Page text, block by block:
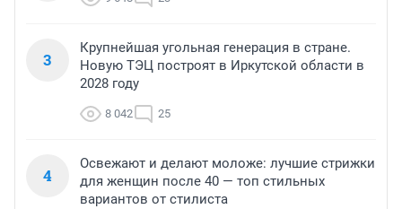
3
Крупнейшая угольная генерация в стране.
Новую ТЭЦ построят в Иркутской области в
2028 году
8 042 25
4
Освежают и делают моложе: лучшие стрижки
для женщин после 40 — топ стильных
вариантов от стилиста